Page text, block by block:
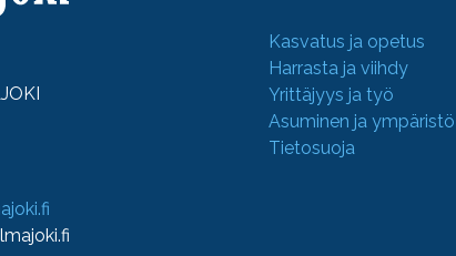
Kasvatus ja opetus
Harrasta ja viihdy
Yrittäjyys ja työ
Asuminen ja ympäristö
Tietosuoja